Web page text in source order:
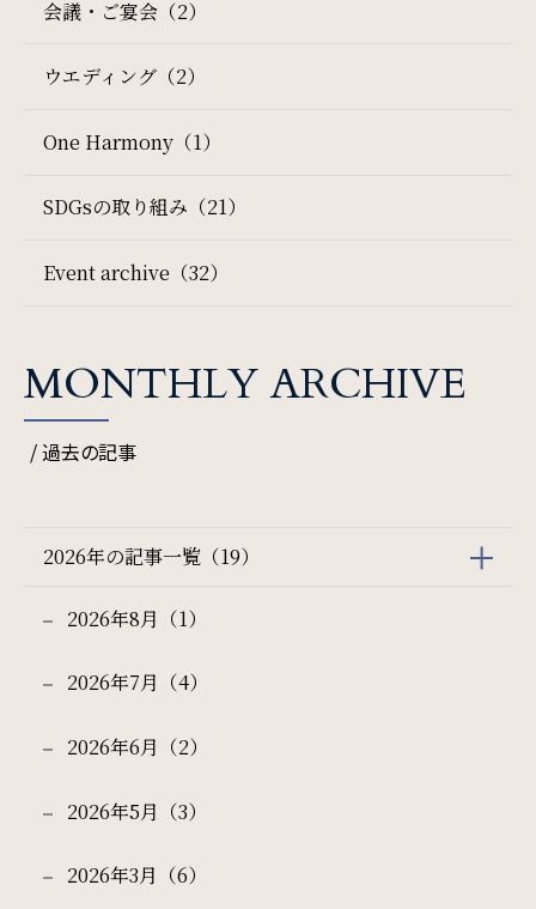
宿泊予約
レンタカー付き
一部屋あたりのご利用人数
会議・ご宴会（2）
ウエディング（2）
One Harmony（1）
SDGsの取り組み（21）
Event archive（32）
MONTHLY ARCHIVE
/ 過去の記事
2026年の記事一覧（19）
2026年8月（1）
2026年7月（4）
2026年6月（2）
2026年5月（3）
2026年3月（6）